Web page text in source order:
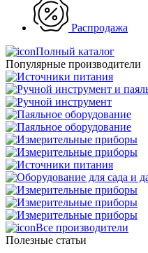
Распродажа
Полный каталог
Популярные производители
Все производители
Полезные статьи